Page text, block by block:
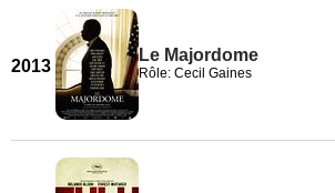
2013
Le Majordome
Rôle: Cecil Gaines